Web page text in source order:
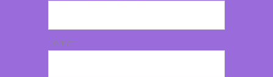
Temat